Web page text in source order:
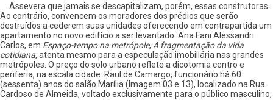
Assevera que jamais se descapitalizam, porém, essas construtoras.
Ao contrário, convencem os moradores dos prédios que serão
destruídos a cederem suas unidades oferecendo em contrapartida um
apartamento no novo edifício a ser levantado. Ana Fani Alessandri
Carlos, em Espaço-tempo na metrópole, A fragmentação da vida
cotidiana, atenta mesmo para a especulação imobiliária nas grandes
metrópoles. O preço do solo urbano reflete a dicotomia centro e
periferia, na escala cidade. Raul de Camargo, funcionário há 60
(sessenta) anos do salão Marília (Imagem 03 e 13), localizado na Rua
Cardoso de Almeida, voltado exclusivamente para o público masculino,